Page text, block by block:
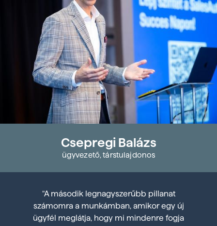
Csepregi Balázs
ügyvezető, társtulajdonos
"A második legnagyszerűbb pillanat
számomra a munkámban, amikor egy új
ügyfél meglátja, hogy mi mindenre fogja